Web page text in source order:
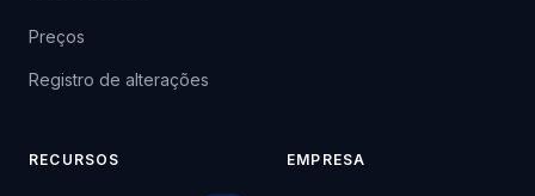
Preços
Registro de alterações
RECURSOS EMPRESA